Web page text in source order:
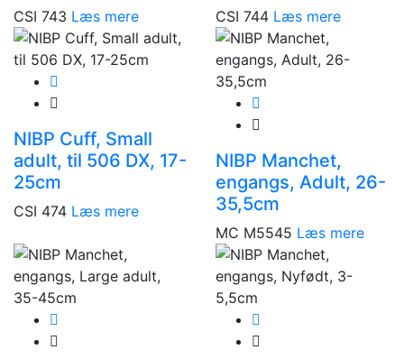
CSI 743 Læs mere CSI 744 Læs mere
NIBP Cuff, Small
adult, til 506 DX, 17-
25cm
CSI 474 Læs mere
NIBP Manchet,
engangs, Adult, 26-
35,5cm
MC M5545 Læs mere